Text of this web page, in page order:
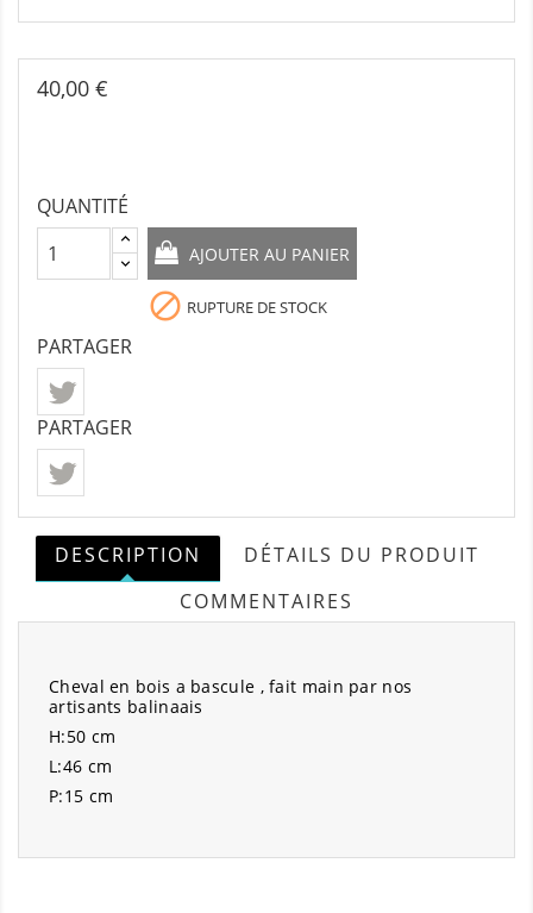
40,00 €
QUANTITÉ
AJOUTER AU PANIER
 RUPTURE DE STOCK
PARTAGER
PARTAGER
DESCRIPTION
DÉTAILS DU PRODUIT
COMMENTAIRES
Cheval en bois a bascule , fait main par nos
artisants balinaais
H:50 cm
L:46 cm
P:15 cm